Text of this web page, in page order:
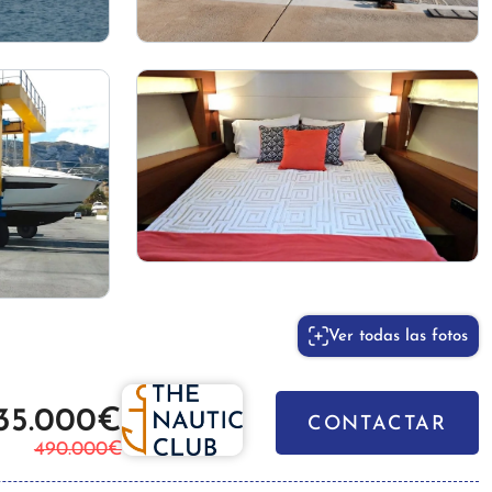
Ver todas las fotos
490.000€
CONTACTAR